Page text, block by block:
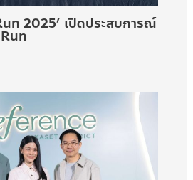
2025’ เปิดประสบการณ์